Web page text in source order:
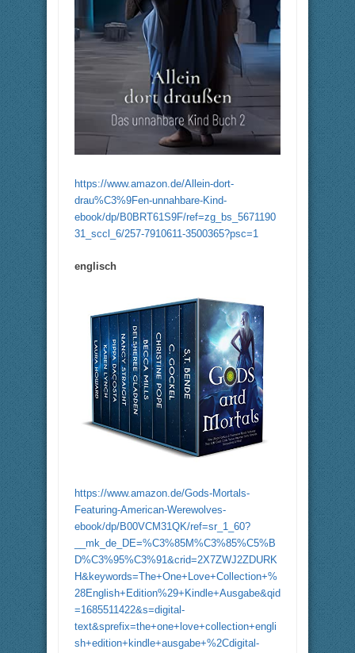
https://www.amazon.de/Allein-dort-
drau%C3%9Fen-unnahbare-Kind-
ebook/dp/B0BRT61S9F/ref=zg_bs_5671190
31_sccl_6/257-7910611-3500365?psc=1
englisch
https://www.amazon.de/Gods-Mortals-
Featuring-American-Werewolves-
ebook/dp/B00VCM31QK/ref=sr_1_60?
__mk_de_DE=%C3%85M%C3%85%C5%B
D%C3%95%C3%91&crid=2X7ZWJ2ZDURK
H&keywords=The+One+Love+Collection+%
28English+Edition%29+Kindle+Ausgabe&qid
=1685511422&s=digital-
text&sprefix=the+one+love+collection+engli
sh+edition+kindle+ausgabe+%2Cdigital-